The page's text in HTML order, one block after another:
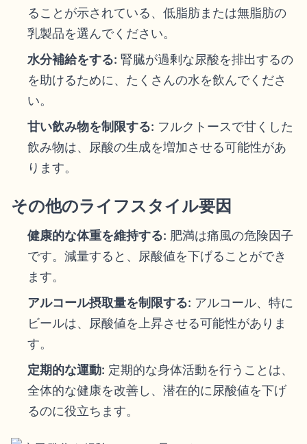
ることが示されている、低脂肪または無脂肪の
乳製品を選んでください。
水分補給をする: 腎臓が過剰な尿酸を排出するの
を助けるために、たくさんの水を飲んでくださ
い。
甘い飲み物を制限する: フルクトースで甘くした
飲み物は、尿酸の生成を増加させる可能性があ
ります。
その他のライフスタイル要因
健康的な体重を維持する: 肥満は痛風の危険因子
です。減量すると、尿酸値を下げることができ
ます。
アルコール摂取量を制限する: アルコール、特に
ビールは、尿酸値を上昇させる可能性がありま
す。
定期的な運動: 定期的な身体活動を行うことは、
全体的な健康を改善し、潜在的に尿酸値を下げ
るのに役立ちます。